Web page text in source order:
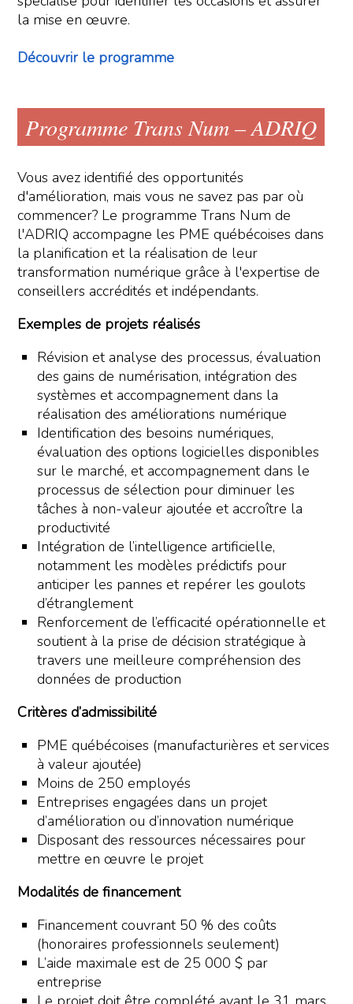
la mise en œuvre.
Découvrir le programme
Programme Trans Num – ADRIQ
Vous avez identifié des opportunités
d'amélioration, mais vous ne savez pas par où
commencer? Le programme Trans Num de
l'ADRIQ accompagne les PME québécoises dans
la planification et la réalisation de leur
transformation numérique grâce à l'expertise de
conseillers accrédités et indépendants.
Exemples de projets réalisés
Révision et analyse des processus, évaluation
des gains de numérisation, intégration des
systèmes et accompagnement dans la
réalisation des améliorations numérique
Identification des besoins numériques,
évaluation des options logicielles disponibles
sur le marché, et accompagnement dans le
processus de sélection pour diminuer les
tâches à non-valeur ajoutée et accroître la
productivité
Intégration de l’intelligence artificielle,
notamment les modèles prédictifs pour
anticiper les pannes et repérer les goulots
d’étranglement
Renforcement de l’efficacité opérationnelle et
soutient à la prise de décision stratégique à
travers une meilleure compréhension des
données de production
Critères d’admissibilité
PME québécoises (manufacturières et services
à valeur ajoutée)
Moins de 250 employés
Entreprises engagées dans un projet
d’amélioration ou d’innovation numérique
Disposant des ressources nécessaires pour
mettre en œuvre le projet
Modalités de financement
Financement couvrant 50 % des coûts
(honoraires professionnels seulement)
L’aide maximale est de 25 000 $ par
entreprise